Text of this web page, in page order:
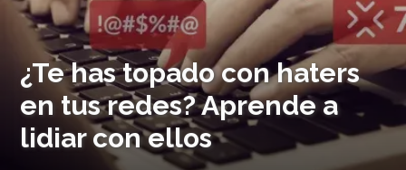
¿Te has topado con haters
en tus redes? Aprende a
lidiar con ellos